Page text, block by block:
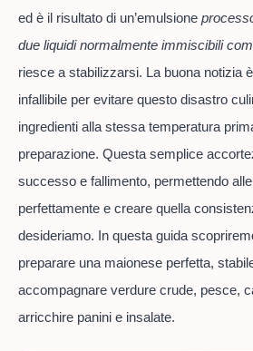
ed è il risultato di un’emulsione
due liquidi normalmente immiscibili
riesce a stabilizzarsi. La buona notizia
infallibile per evitare questo disastro
ingredienti alla stessa temperatura
preparazione. Questa semplice
successo e fallimento, permettendo
perfettamente e creare quella
desideriamo. In questa guida
preparare una maionese perfetta,
accompagnare verdure crude, pesce,
arricchire panini e insalate.